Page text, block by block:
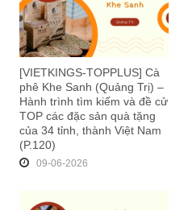
[VIETKINGS-TOPPLUS] Cà
phê Khe Sanh (Quảng Trị) –
Hành trình tìm kiếm và đề cử
TOP các đặc sản quà tặng
của 34 tỉnh, thành Việt Nam
(P.120)
09-06-2026